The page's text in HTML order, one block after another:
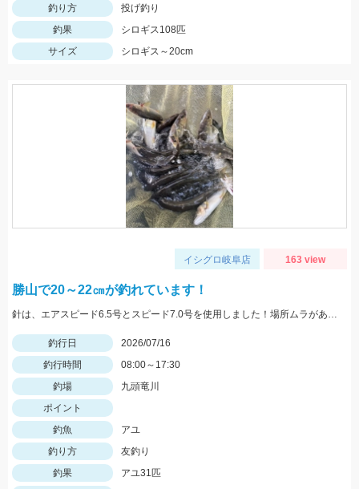
釣り方
投げ釣り
釣果
シロギス108匹
サイズ
シロギス～20cm
イシグロ岐阜店 163 view
勝山で20～22㎝が釣れています！
針は、エアスピード6.5号とスピード7.0号を使用しました！場所ムラがあるので石色を見て判断しましょう！
釣行日
2026/07/16
釣行時間
08:00～17:30
釣場
九頭竜川
ポイント
釣魚
アユ
釣り方
友釣り
釣果
アユ31匹